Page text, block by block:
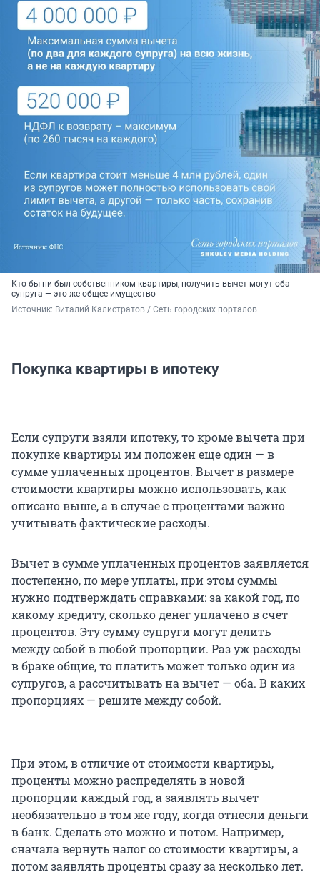
Кто бы ни был собственником квартиры, получить вычет могут оба
супруга — это же общее имущество
Источник: Виталий Калистратов / Сеть городских порталов
Покупка квартиры в ипотеку
Если супруги взяли ипотеку, то кроме вычета при
покупке квартиры им положен еще один — в
сумме уплаченных процентов. Вычет в размере
стоимости квартиры можно использовать, как
описано выше, а в случае с процентами важно
учитывать фактические расходы.
Вычет в сумме уплаченных процентов заявляется
постепенно, по мере уплаты, при этом суммы
нужно подтверждать справками: за какой год, по
какому кредиту, сколько денег уплачено в счет
процентов. Эту сумму супруги могут делить
между собой в любой пропорции. Раз уж расходы
в браке общие, то платить может только один из
супругов, а рассчитывать на вычет — оба. В каких
пропорциях — решите между собой.
При этом, в отличие от стоимости квартиры,
проценты можно распределять в новой
пропорции каждый год, а заявлять вычет
необязательно в том же году, когда отнесли деньги
в банк. Сделать это можно и потом. Например,
сначала вернуть налог со стоимости квартиры, а
потом заявлять проценты сразу за несколько лет.